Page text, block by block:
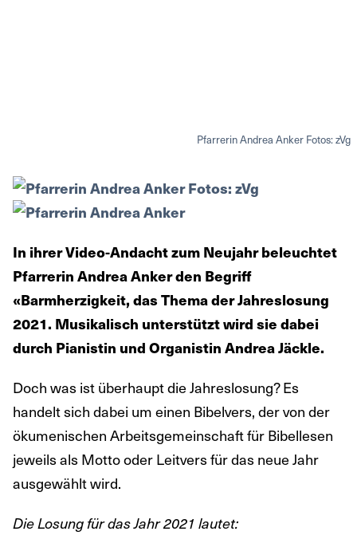
Pfarrerin Andrea Anker Fotos: zVg
In ihrer Video-Andacht zum Neujahr beleuchtet
Pfarrerin Andrea Anker den Begriff
«Barmherzigkeit, das Thema der Jahreslosung
2021. Musikalisch unterstützt wird sie dabei
durch Pianistin und Organistin Andrea Jäckle.
Doch was ist überhaupt die Jahreslosung? Es
handelt sich dabei um einen Bibelvers, der von der
ökumenischen Arbeitsgemeinschaft für Bibellesen
jeweils als Motto oder Leitvers für das neue Jahr
ausgewählt wird.
Die Losung für das Jahr 2021 lautet: